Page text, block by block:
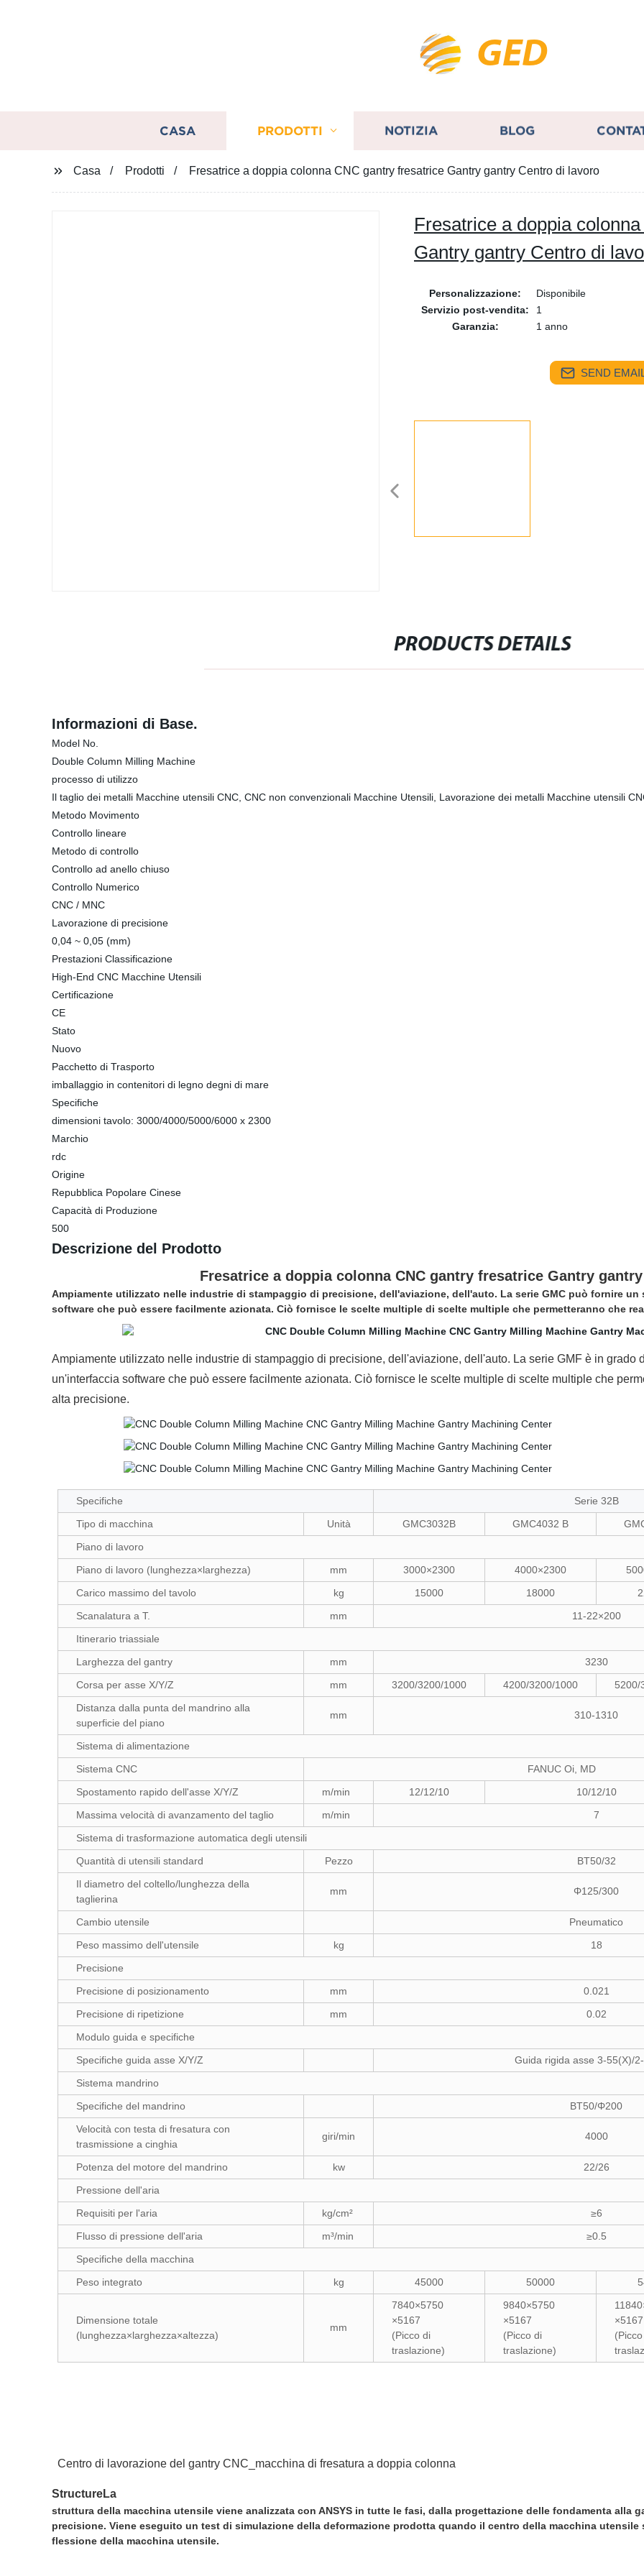
GED
CASA PRODOTTI NOTIZIA BLOG
Casa Prodotti Fresatrice a doppia colonna CNC gantry fresatrice Gantry gantry Centro di lavoro
Fresatrice a doppia
Gantry gantry Centro di
Personalizzazione:
Disponibile
Servizio post-vendita:
1
Garanzia:
1 anno
SEND
PRODUCTS DETAILS
Informazioni di Base.
Model No.
Double Column Milling Machine
processo di utilizzo
Il taglio dei metalli Macchine utensili CNC, CNC non convenzionali Macchine Utensili, Lavorazione dei metalli Macchine utensili
Metodo Movimento
Controllo lineare
Metodo di controllo
Controllo ad anello chiuso
Controllo Numerico
CNC / MNC
Lavorazione di precisione
0,04 ~ 0,05 (mm)
Prestazioni Classificazione
High-End CNC Macchine Utensili
Certificazione
CE
Stato
Nuovo
Pacchetto di Trasporto
imballaggio in contenitori di legno degni di mare
Specifiche
dimensioni tavolo: 3000/4000/5000/6000 x 2300
Marchio
rdc
Origine
Repubblica Popolare Cinese
Capacità di Produzione
500
Descrizione del Prodotto
Fresatrice a doppia colonna CNC gantry fresatrice Gantry
Ampiamente utilizzato nelle industrie di stampaggio di precisione, dell'aviazione, dell'auto. La serie GMC può fornire
software che può essere facilmente azionata. Ciò fornisce le scelte multiple di scelte multiple che permetteranno che
Ampiamente utilizzato nelle industrie di stampaggio di precisione, dell'aviazione, dell'auto. La serie GMF è in grado
un'interfaccia software che può essere facilmente azionata. Ciò fornisce le scelte multiple di scelte multiple che
alta precisione.
Specifiche
Serie 32B
Tipo di macchina
Unità GMC3032B GMC4032 B
Piano di lavoro
Piano di lavoro (lunghezza×larghezza)
mm 3000×2300 4000×2300
Carico massimo del tavolo
kg 15000 18000
Scanalatura a T.
mm
11-22×200
Itinerario triassiale
Larghezza del gantry
mm
3230
Corsa per asse X/Y/Z
mm 3200/3200/1000 4200/3200/1000
5200/
Distanza dalla punta del mandrino alla
superficie del piano
mm 310-1310
Sistema di alimentazione
Sistema CNC
FANUC Oi, MD
Spostamento rapido dell'asse X/Y/Z
m/min 12/12/10
10/12/10
Massima velocità di avanzamento del taglio
m/min
7
Sistema di trasformazione automatica degli utensili
Quantità di utensili standard
Pezzo
BT50/32
Il diametro del coltello/lunghezza della
taglierina
mm Φ125/300
Cambio utensile
Pneumatico
Peso massimo dell'utensile
kg
18
Precisione
Precisione di posizionamento
mm
0.021
Precisione di ripetizione
mm
0.02
Modulo guida e specifiche
Specifiche guida asse X/Y/Z
Guida rigida asse 3-55(X)/
Sistema mandrino
Specifiche del mandrino
BT50/Φ200
Velocità con testa di fresatura con
trasmissione a cinghia
giri/min 4000
Potenza del motore del mandrino kw
22/26
Pressione dell'aria
Requisiti per l'aria
kg/cm²
≥6
Flusso di pressione dell'aria
m³/min
≥0.5
Specifiche della macchina
Peso integrato
kg 45000 50000
Dimensione totale
(lunghezza×larghezza×altezza)
mm
7840×5750
×5167
(Picco di
traslazione)
9840×5750
×5167
(Picco di
traslazione)
×5167
Centro di lavorazione del gantry CNC_macchina di fresatura a doppia colonna
StructureLa
struttura della macchina utensile viene analizzata con ANSYS in tutte le fasi, dalla progettazione delle fondamenta alla
precisione. Viene eseguito un test di simulazione della deformazione prodotta quando il centro della macchina
flessione della macchina utensile.